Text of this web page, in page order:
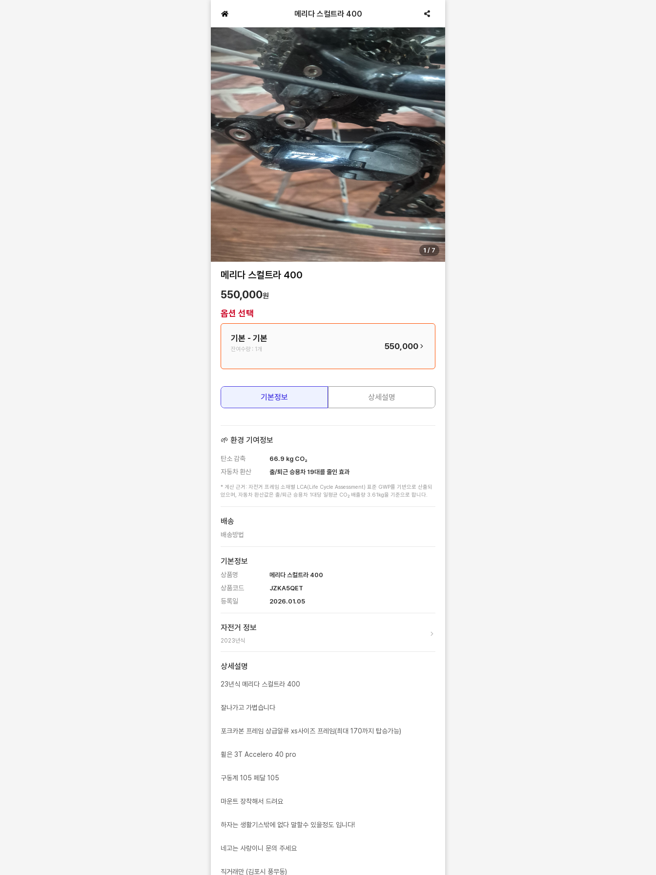
메리다 스컬트라 400
1 / 7
메리다 스컬트라 400
550,000원
옵션 선택
기본 - 기본
잔여수량 : 1개 550,000
기본정보 상세설명
🌱 환경 기여정보
탄소 감축 66.9 kg CO₂
자동차 환산 출/퇴근 승용차 19대를 줄인 효과
* 계산 근거: 자전거 프레임 소재별 LCA(Life Cycle Assessment) 표준 GWP를 기반으로 산출되
었으며, 자동차 환산값은 출/퇴근 승용차 1대당 일평균 CO₂ 배출량 3.61kg을 기준으로 합니다.
배송
배송방법
기본정보
상품명 메리다 스컬트라 400
상품코드 JZKA5QET
등록일 2026.01.05
자전거 정보
2023년식
상세설명
23년식 메리다 스컬트라 400
잘나가고 가볍습니다
포크카본 프레임 상급알류 xs사이즈 프레임(최대 170까지 탑승가능)
휠은 3T Accelero 40 pro
구동계 105 페달 105
마운트 장착해서 드려요
하자는 생활기스밖에 없다 말할수 있을정도 입니다!
네고는 사랑이니 문의 주세요
직거래만 (김포시 풍무동)